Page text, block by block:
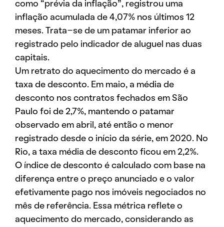
como “prévia da inflação”, registrou uma
inflação acumulada de 4,07% nos últimos 12
meses. Trata-se de um patamar inferior ao
registrado pelo indicador de aluguel nas duas
capitais.
Um retrato do aquecimento do mercado é a
taxa de desconto. Em maio, a média de
desconto nos contratos fechados em São
Paulo foi de 2,7%, mantendo o patamar
observado em abril, até então o menor
registrado desde o início da série, em 2020. No
Rio, a taxa média de desconto ficou em 2,2%.
O índice de desconto é calculado com base na
diferença entre o preço anunciado e o valor
efetivamente pago nos imóveis negociados no
mês de referência. Essa métrica reflete o
aquecimento do mercado, considerando as